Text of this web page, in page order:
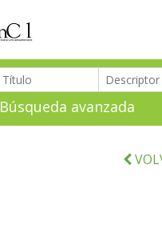
Búsqueda avanzada